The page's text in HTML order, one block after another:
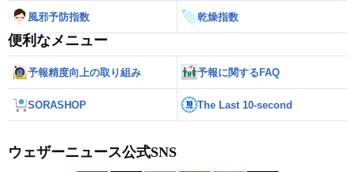
風邪予防指数 乾燥指数
便利なメニュー
予報精度向上の取り組み 予報に関するFAQ
SORASHOP The Last 10-second
ウェザーニュース公式SNS